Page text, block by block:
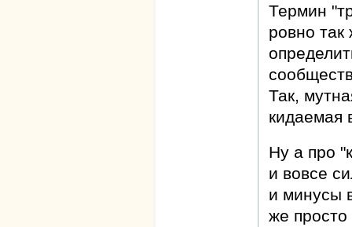
Термин
ровно так
Так,
кидаемая
Ну а про
и вовсе
и минусы
же